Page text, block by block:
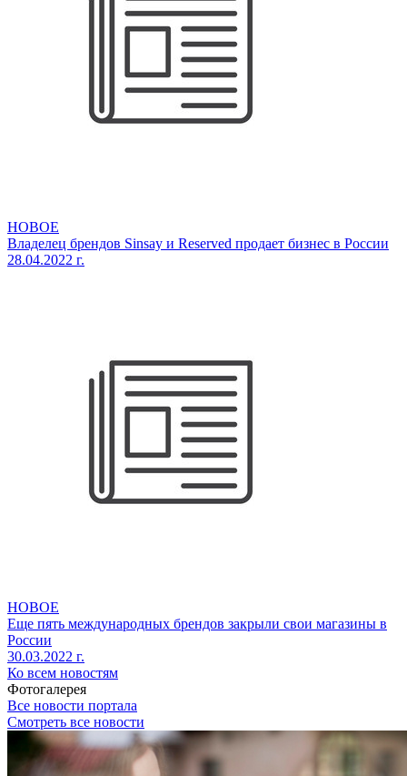
НОВОЕ
Владелец брендов Sinsay и Reserved продает бизнес в России
28.04.2022 г.
НОВОЕ
Еще пять международных брендов закрыли свои магазины в
России
30.03.2022 г.
Ко всем новостям
Фотогалерея
Все новости портала
Смотреть все новости